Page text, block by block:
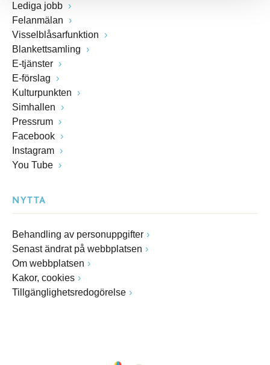
Lediga jobb
Felanmälan
Visselblåsarfunktion
Blankettsamling
E-tjänster
E-förslag
Kulturpunkten
Simhallen
Pressrum
Facebook
Instagram
You Tube
NYTTA
Behandling av personuppgifter
Senast ändrat på webbplatsen
Om webbplatsen
Kakor, cookies
Tillgänglighetsredogörelse